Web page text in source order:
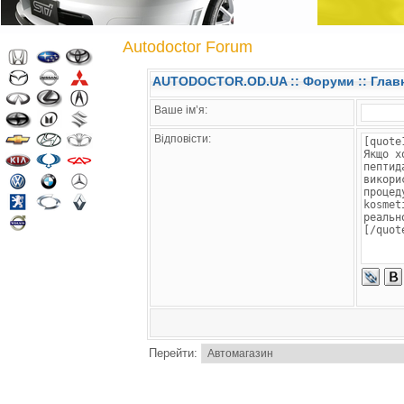
Autodoctor Forum
AUTODOCTOR.OD.UA:: Форуми ::
Ваше ім’я:
Відповісти:
Перейти: